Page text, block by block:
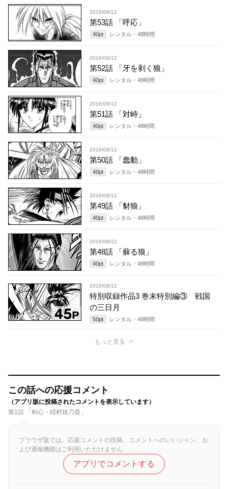
2016/09/12
第53話 「呼応」
40pt レンタル・ 48時間
2016/09/12
第52話 「牙を剥く狼」
40pt レンタル・ 48時間
2016/09/12
第51話 「対峙」
40pt レンタル・ 48時間
2016/09/12
第50話 「蠢動」
40pt レンタル・ 48時間
2016/09/12
第49話 「豺狼」
40pt レンタル・ 48時間
2016/09/12
第48話 「蘇る狼」
40pt レンタル・ 48時間
2016/09/12
特別収録作品3 巻末特別編③ 戦国
の三日月
50pt レンタル・ 48時間
もっと見る
この話への応援コメント
（アプリ版に投稿されたコメントを表示しています）
第1話 「剣心・緋村抜刀斎」
ブラウザ版では、応援コメントの投稿、コメントへのいいジャン、お
よび通報機能はご利用いただけません
アプリでコメントする